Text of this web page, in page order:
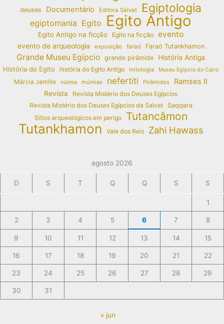
deuses Documentário Editora Salvat Egiptologia
egiptomania Egito Egito Antigo
Egito Antigo na ficção Egito na ficção evento
evento de arqueologia exposição faraó Faraó Tutankhamon
Grande Museu Egípcio grande pirâmide
História Antiga
História do Egito
história do Egito Antigo mitologia Museu Egípcio do Cairo
Márcia Jamille múmia múmias nefertiti Pirâmides Ramses II
Revista
Revista Mistério dos Deuses Egípcios
Revista Mistério dos Deuses Egípcios da Salvat
Saqqara
Sítios arqueológicos em perigo
Tutancâmon
Tutankhamon Vale dos Reis Zahi Hawass
agosto 2026
D S T Q Q S S
1
2 3 4 5 6 7 8
9 10 11 12 13 14 15
16 17 18 19 20 21 22
23 24 25 26 27 28 29
30 31
« jun